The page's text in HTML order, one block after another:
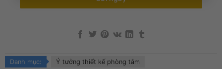
Danh mục: Ý tưởng thiết kế phòng tắm